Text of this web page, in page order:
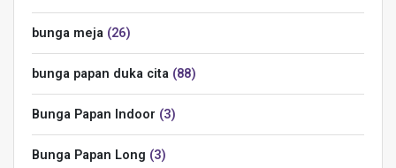
bunga meja 26
bunga papan duka cita 88
Bunga Papan Indoor 3
Bunga Papan Long 3